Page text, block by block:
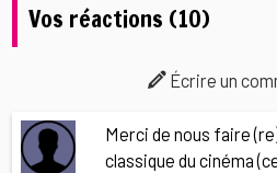
Vos réactions (10)
Écrire un
Merci de nous faire
classique du cinéma